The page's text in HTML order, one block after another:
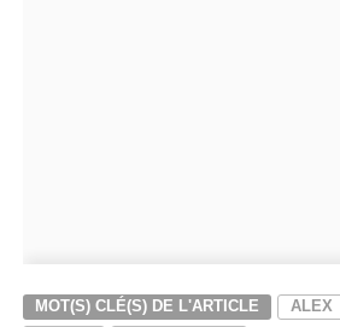
MOT(S) CLÉ(S) DE L'ARTICLE ALEX